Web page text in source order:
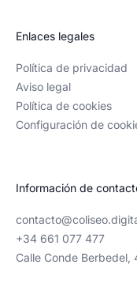
Enlaces legales
Política de privacidad
Aviso legal
Política de cookies
Configuración de
Información de
+34 661 077 477
Calle Conde Berbedel,